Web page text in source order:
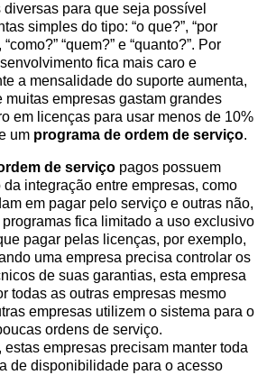
para que seja possível
simples do tipo: “o que?”, “por
“quem?” e “quanto?”. Por
fica mais caro e
a mensalidade do suporte aumenta,
muitas empresas gastam grandes
em licenças para usar menos de 10%
um programa de ordem de serviço.
de serviço pagos possuem
integração entre empresas, como
em pagar pelo serviço e outras não,
fica limitado a uso exclusivo
pagar pelas licenças, por exemplo,
uma empresa precisa controlar os
de suas garantias, esta empresa
todas as outras empresas mesmo
empresas utilizem o sistema para o
ordens de serviço.
estas empresas precisam manter toda
de disponibilidade para o acesso